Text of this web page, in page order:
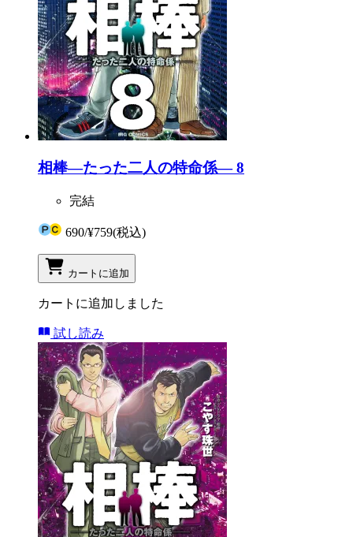
相棒―たった二人の特命係― 8
完結
690/¥759(税込)
カートに追加
カートに追加しました
試し読み